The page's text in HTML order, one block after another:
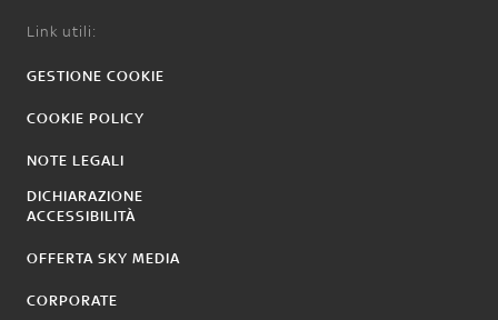
Link utili:
GESTIONE COOKIE
COOKIE POLICY
NOTE LEGALI
DICHIARAZIONE
ACCESSIBILITÀ
OFFERTA SKY MEDIA
CORPORATE